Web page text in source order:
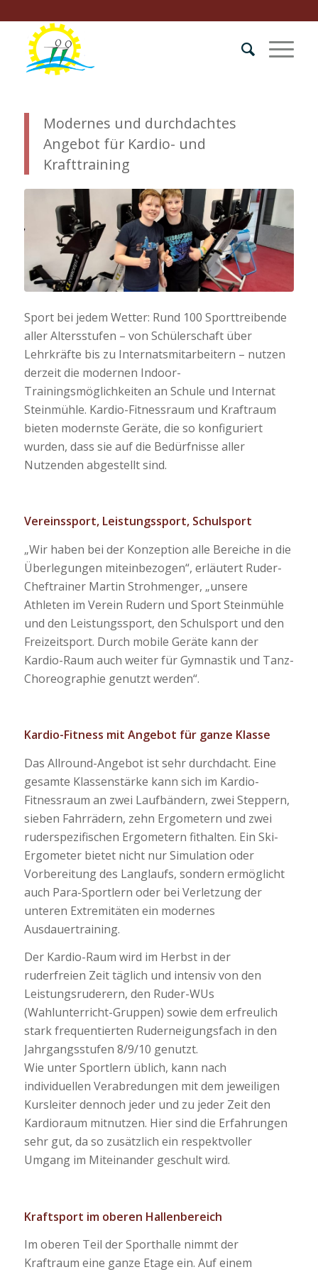
Modernes und durchdachtes
Angebot für Kardio- und
Krafttraining
Sport bei jedem Wetter: Rund 100 Sporttreibende
aller Altersstufen – von Schülerschaft über
Lehrkräfte bis zu Internatsmitarbeitern – nutzen
derzeit die modernen Indoor-
Trainingsmöglichkeiten an Schule und Internat
Steinmühle. Kardio-Fitnessraum und Kraftraum
bieten modernste Geräte, die so konfiguriert
wurden, dass sie auf die Bedürfnisse aller
Nutzenden abgestellt sind.
Vereinssport, Leistungssport, Schulsport
„Wir haben bei der Konzeption alle Bereiche in die
Überlegungen miteinbezogen“, erläutert Ruder-
Cheftrainer Martin Strohmenger, „unsere
Athleten im Verein Rudern und Sport Steinmühle
und den Leistungssport, den Schulsport und den
Freizeitsport. Durch mobile Geräte kann der
Kardio-Raum auch weiter für Gymnastik und Tanz-
Choreographie genutzt werden“.
Kardio-Fitness mit Angebot für ganze Klasse
Das Allround-Angebot ist sehr durchdacht. Eine
gesamte Klassenstärke kann sich im Kardio-
Fitnessraum an zwei Laufbändern, zwei Steppern,
sieben Fahrrädern, zehn Ergometern und zwei
ruderspezifischen Ergometern fithalten. Ein Ski-
Ergometer bietet nicht nur Simulation oder
Vorbereitung des Langlaufs, sondern ermöglicht
auch Para-Sportlern oder bei Verletzung der
unteren Extremitäten ein modernes
Ausdauertraining.
Der Kardio-Raum wird im Herbst in der
ruderfreien Zeit täglich und intensiv von den
Leistungsruderern, den Ruder-WUs
(Wahlunterricht-Gruppen) sowie dem erfreulich
stark frequentierten Ruderneigungsfach in den
Jahrgangsstufen 8/9/10 genutzt.
Wie unter Sportlern üblich, kann nach
individuellen Verabredungen mit dem jeweiligen
Kursleiter dennoch jeder und zu jeder Zeit den
Kardioraum mitnutzen. Hier sind die Erfahrungen
sehr gut, da so zusätzlich ein respektvoller
Umgang im Miteinander geschult wird.
Kraftsport im oberen Hallenbereich
Im oberen Teil der Sporthalle nimmt der
Kraftraum eine ganze Etage ein. Auf einem